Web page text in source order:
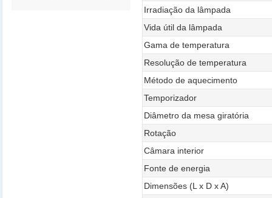
Irradiação da lâmpada
Vida útil da lâmpada
Gama de temperatura
Resolução de temperatura
Método de aquecimento
Temporizador
Diâmetro da mesa giratória
Rotação
Câmara interior
Fonte de energia
Dimensões (L x D x A)